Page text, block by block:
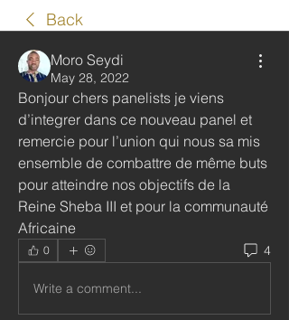
Back
Moro Seydi
May 28, 2022
Bonjour chers panelists je viens
d’integrer dans ce nouveau panel et
remercie pour l’union qui nous sa mis
ensemble de combattre de même buts
pour atteindre nos objectifs de la
Reine Sheba III et pour la communauté
Africaine
0 4
Write a comment...